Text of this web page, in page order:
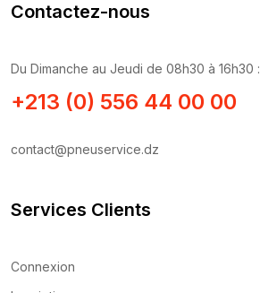
Contactez-nous
Du Dimanche au Jeudi de 08h30 à 16h30 :
+213 (0) 556 44 00 00
contact@pneuservice.dz
Services Clients
Connexion